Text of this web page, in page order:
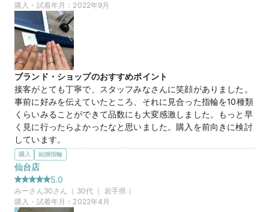
商品名 オーダーメイドリング
価格帯 30万円
マイナビ限定 来店特典
この店舗のおすすめ特典情報
【４℃ BRIDAL】マイナビウエディングから”10,000円分”の特典を
プレゼント
価格帯 30万円
マイナビ限定 来店特典
この店舗のおすすめ特典情報
【４℃ BRIDAL】マイナビウエディングから”10,000円分”の特典を
プレゼント
購入・試着年月： 2022年9月
ブランド・ショップのおすすめポイント
接客がとても丁寧で、スタッフみなさんに笑顔がありました。
事前に好みを伝えていたところ、それに見合った指輪を10種類
くらいみることができて品数にも大変感激しました。もっと早
く見に行ったらよかったなと思いました。購入を前向きに検討
しています。
選んだ商品を気に入った理由
ダイヤモンドのグレードが高いこと。プラチナも好みにあわせ
て選べることがよかったです。男性用のリングも豊富ですし、
加工などもできるようなので、オーダーリングに近いかたちで
つくることができるとおもいます。
購入 結婚指輪
仙台店
5.0
みーさん30さん（ 30代 ｜ 岩手県 ）
購入・試着年月： 2022年4月